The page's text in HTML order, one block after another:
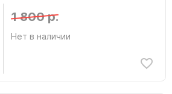
1 800 р.
Нет в наличии